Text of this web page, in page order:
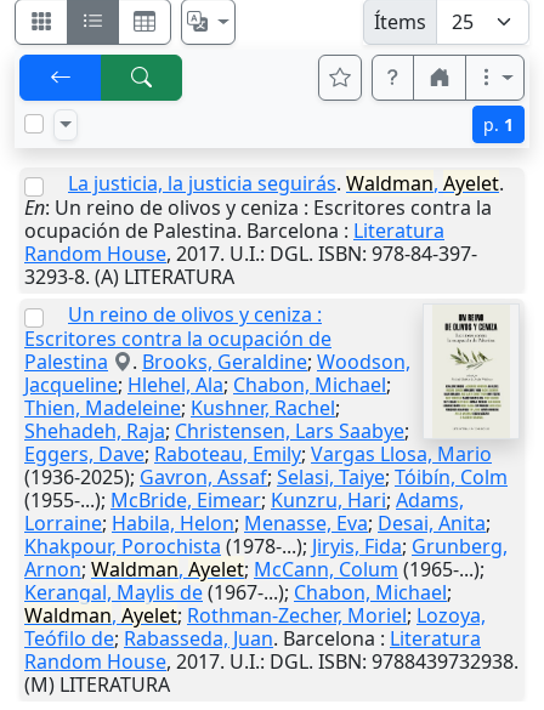
Ítems
p. 1
La justicia, la justicia seguirás. Waldman, Ayelet.
En: Un reino de olivos y ceniza : Escritores contra la
ocupación de Palestina. Barcelona : Literatura
Random House, 2017. U.I.: DGL. ISBN: 978-84-397-
3293-8. (A) LITERATURA
Un reino de olivos y ceniza :
Escritores contra la ocupación de
Palestina
. Brooks, Geraldine; Woodson,
Jacqueline; Hlehel, Ala; Chabon, Michael;
Thien, Madeleine; Kushner, Rachel;
Shehadeh, Raja; Christensen, Lars Saabye;
Eggers, Dave; Raboteau, Emily; Vargas Llosa, Mario
(1936-2025); Gavron, Assaf; Selasi, Taiye; Tóibín, Colm
(1955-...); McBride, Eimear; Kunzru, Hari; Adams,
Lorraine; Habila, Helon; Menasse, Eva; Desai, Anita;
Khakpour, Porochista (1978-...); Jiryis, Fida; Grunberg,
Arnon; Waldman, Ayelet; McCann, Colum (1965-...);
Kerangal, Maylis de(1967-...); Chabon, Michael;
Waldman, Ayelet; Rothman-Zecher, Moriel; Lozoya,
Teófilo de; Rabasseda, Juan. Barcelona : Literatura
Random House, 2017. U.I.: DGL. ISBN: 9788439732938.
(M) LITERATURA